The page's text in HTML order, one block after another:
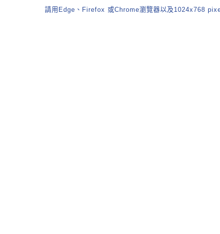
請用Edge、Firefox 或Chrome瀏覽器以及1024x768